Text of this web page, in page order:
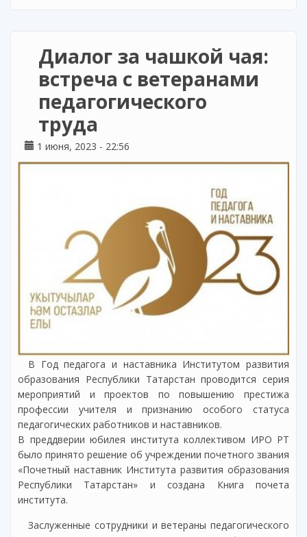
Диалог за чашкой чая:
встреча с ветеранами
педагогического
труда
1 июня, 2023 - 22:56
В Год педагога и наставника Институтом развития
образования Республики Татарстан проводится серия
мероприятий и проектов по повышению престижа
профессии учителя и признанию особого статуса
педагогических работников и наставников.
В преддверии юбилея института коллективом ИРО РТ
было принято решение об учреждении почетного звания
«Почетный наставник Института развития образования
Республики Татарстан» и создана Книга почета
института.
Заслуженные сотрудники и ветераны педагогического